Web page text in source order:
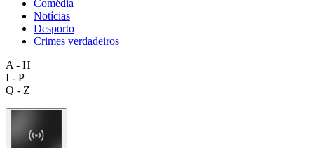
Comédia
Notícias
Desporto
Crimes verdadeiros
A - H
I - P
Q - Z